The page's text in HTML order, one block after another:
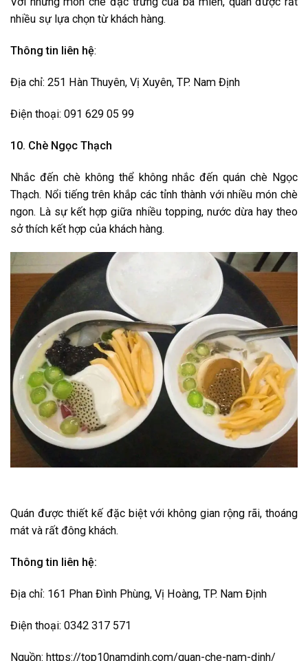
nhiều sự lựa chọn từ khách hàng.
Thông tin liên hệ:
Địa chỉ: 251 Hàn Thuyên, Vị Xuyên, TP. Nam Định
Điện thoại: 091 629 05 99
10. Chè Ngọc Thạch
Nhắc đến chè không thể không nhắc đến quán chè Ngọc
Thạch. Nổi tiếng trên khắp các tỉnh thành với nhiều món chè
ngon. Là sự kết hợp giữa nhiều topping, nước dừa hay theo
sở thích kết hợp của khách hàng.
Quán được thiết kế đặc biệt với không gian rộng rãi, thoáng
mát và rất đông khách.
Thông tin liên hệ:
Địa chỉ: 161 Phan Đình Phùng, Vị Hoàng, TP. Nam Định
Điện thoại: 0342 317 571
Nguồn: https://top10namdinh.com/quan-che-nam-dinh/